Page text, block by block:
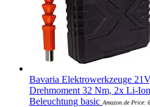
Bavaria Elektrowerkzeuge
Drehmoment 32 Nm, 2x Li-
Beleuchtung basic Amazon.de Price: